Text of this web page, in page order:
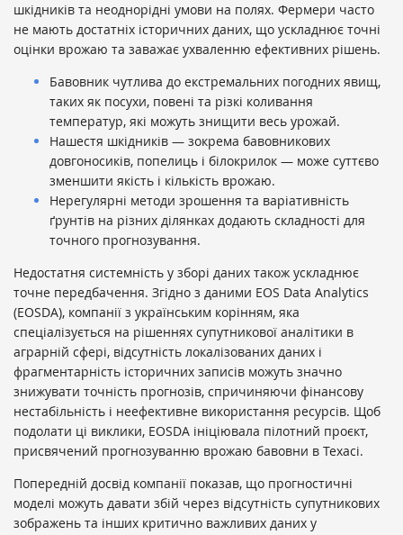
шкідників та неоднорідні умови на полях. Фермери часто
не мають достатніх історичних даних, що ускладнює точні
оцінки врожаю та заважає ухваленню ефективних рішень.
Бавовник чутлива до екстремальних погодних явищ,
таких як посухи, повені та різкі коливання
температур, які можуть знищити весь урожай.
Нашестя шкідників — зокрема бавовникових
довгоносиків, попелиць і білокрилок — може суттєво
зменшити якість і кількість врожаю.
Нерегулярні методи зрошення та варіативність
ґрунтів на різних ділянках додають складності для
точного прогнозування.
Недостатня системність у зборі даних також ускладнює
точне передбачення. Згідно з даними EOS Data Analytics
(EOSDA), компанії з українським корінням, яка
спеціалізується на рішеннях супутникової аналітики в
аграрній сфері, відсутність локалізованих даних і
фрагментарність історичних записів можуть значно
знижувати точність прогнозів, спричиняючи фінансову
нестабільність і неефективне використання ресурсів. Щоб
подолати ці виклики, EOSDA ініціювала пілотний проєкт,
присвячений прогнозуванню врожаю бавовни в Техасі.
Попередній досвід компанії показав, що прогностичні
моделі можуть давати збій через відсутність супутникових
зображень та інших критично важливих даних у